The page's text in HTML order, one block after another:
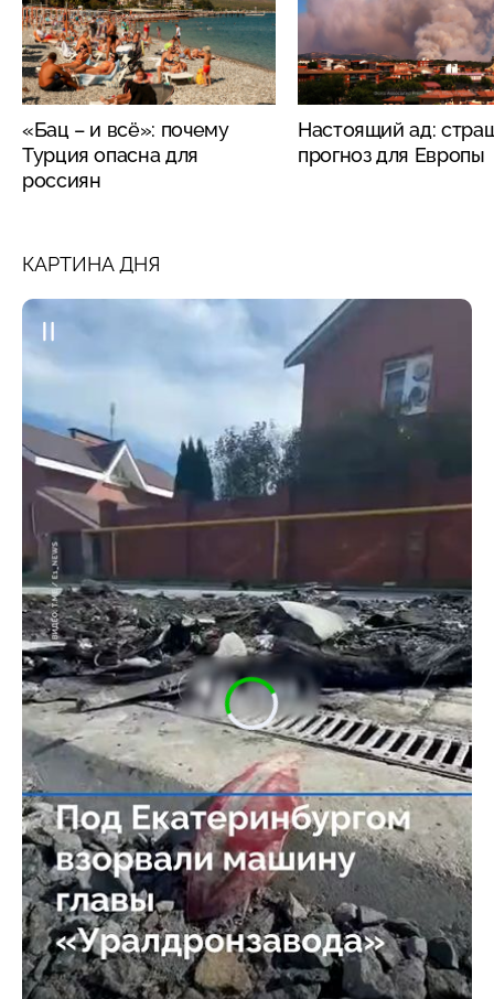
«Бац – и всё»: почему
Турция опасна для
россиян
Настоящий ад:
прогноз для Европы
КАРТИНА ДНЯ